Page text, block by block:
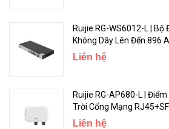
Ruijie RG-WS6012-L |
Không Dây Lên Đến 896
Liên hệ
Ruijie RG-AP680-L |
Trời Cổng Mạng
Liên hệ